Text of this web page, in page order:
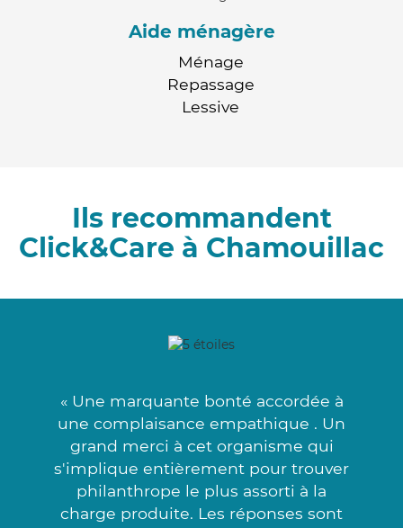
Aide ménagère
Ménage
Repassage
Lessive
Ils recommandent
Click&Care à Chamouillac
« Une marquante bonté accordée à
une complaisance empathique . Un
grand merci à cet organisme qui
s'implique entièrement pour trouver
philanthrope le plus assorti à la
charge produite. Les réponses sont